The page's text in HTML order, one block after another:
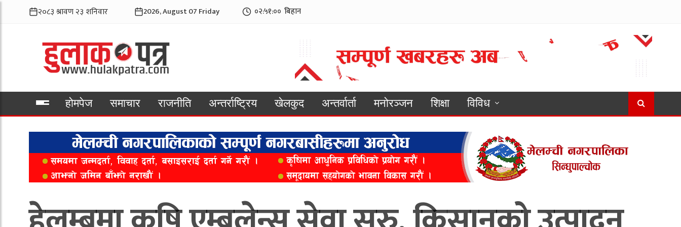
2026, August 07 Friday ०२:५१:०२ बिहान
होमपेज समाचार राजनीति अन्तर्राष्ट्रिय खेलकुद अन्तर्वार्ता मनोरञ्जन शिक्षा
विविध